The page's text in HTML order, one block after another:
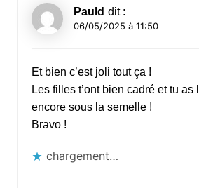
Pauld dit :
06/05/2025 à 11:50
Et bien c’est joli tout ça !
Les filles t’ont bien cadré et tu as
encore sous la semelle !
Bravo !
chargement…